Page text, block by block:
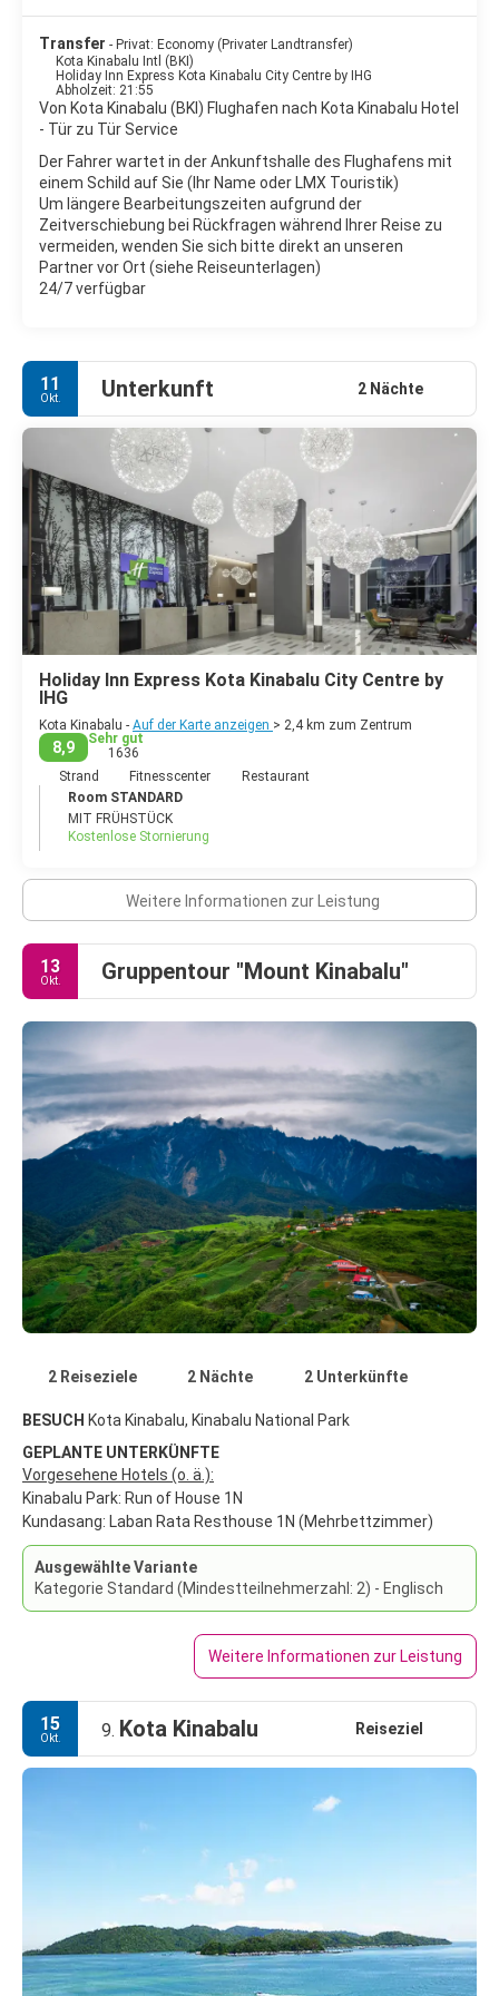
Reisezeit gelten die Monate März bis Oktober. In der
Nebensaison wird es ruhiger, das Meer kann aufgewühlt und
evtl. nicht schwimmbar sein.
Transfer - Privat: Economy (Privater Landtransfer)
Kota Kinabalu Intl (BKI)
Holiday Inn Express Kota Kinabalu City Centre by IHG
Abholzeit: 21:55
Von Kota Kinabalu (BKI) Flughafen nach Kota Kinabalu Hotel
- Tür zu Tür Service
Der Fahrer wartet in der Ankunftshalle des Flughafens mit
einem Schild auf Sie (Ihr Name oder LMX Touristik)
Um längere Bearbeitungszeiten aufgrund der
Zeitverschiebung bei Rückfragen während Ihrer Reise zu
vermeiden, wenden Sie sich bitte direkt an unseren
Partner vor Ort (siehe Reiseunterlagen)
24/7 verfügbar
11
Okt. Unterkunft 2 Nächte
Holiday Inn Express Kota Kinabalu City Centre by
IHG
Kota Kinabalu - Auf der Karte anzeigen > 2,4 km zum Zentrum
8,9
Sehr gut
1636
Strand
Fitnesscenter
Restaurant
Room STANDARD
MIT FRÜHSTÜCK
Kostenlose Stornierung
Weitere Informationen zur Leistung
13
Okt. Gruppentour "Mount Kinabalu"
2 Reiseziele 2 Nächte 2 Unterkünfte
BESUCH Kota Kinabalu, Kinabalu National Park
GEPLANTE UNTERKÜNFTE
Vorgesehene Hotels (o. ä.):
Kinabalu Park: Run of House 1N
Kundasang: Laban Rata Resthouse 1N (Mehrbettzimmer)
Ausgewählte Variante
Kategorie Standard (Mindestteilnehmerzahl: 2) - Englisch
Weitere Informationen zur Leistung
15
Okt. 9. Kota Kinabalu Reiseziel